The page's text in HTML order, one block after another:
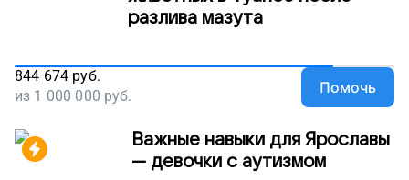
разлива мазута
844 674 руб.
из 1 000 000 руб. Помочь
Важные навыки для Ярославы
— девочки с аутизмом